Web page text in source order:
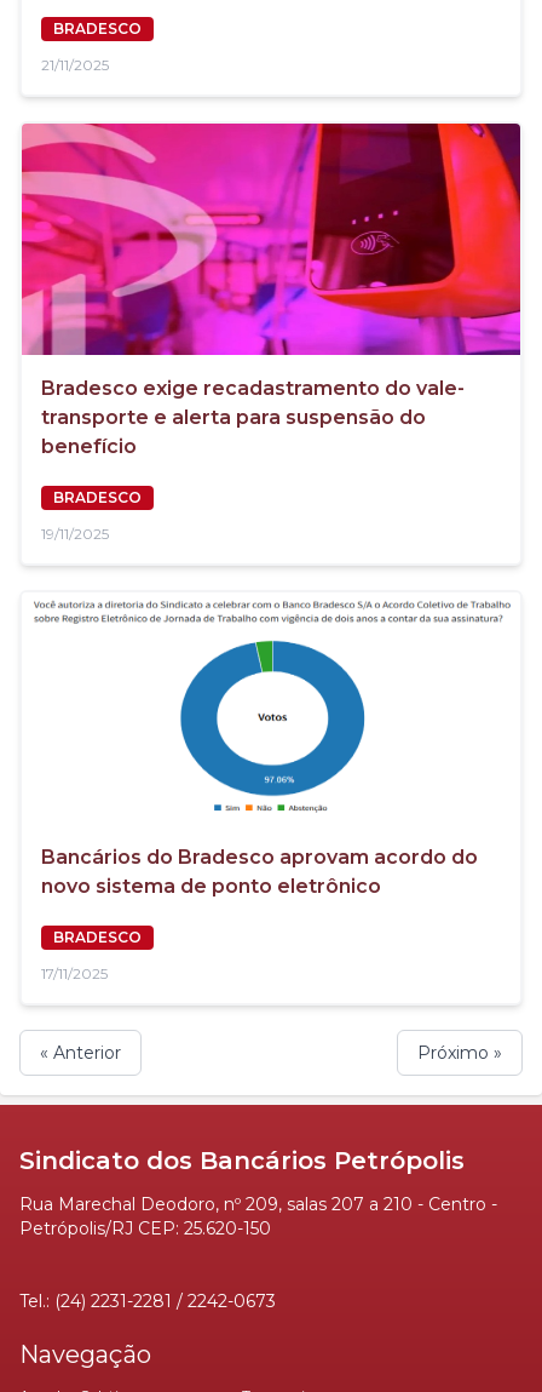
BRADESCO
21/11/2025
Bradesco exige recadastramento do vale-
transporte e alerta para suspensão do
benefício
BRADESCO
19/11/2025
Bancários do Bradesco aprovam acordo do
novo sistema de ponto eletrônico
BRADESCO
17/11/2025
« Anterior Próximo »
Sindicato dos Bancários Petrópolis
Rua Marechal Deodoro, nº 209, salas 207 a 210 - Centro -
Petrópolis/RJ CEP: 25.620-150
Tel.: (24) 2231-2281 / 2242-0673
Navegação